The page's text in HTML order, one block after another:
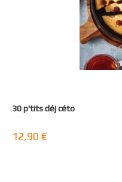
30 p'tits déj céto
12,90 €